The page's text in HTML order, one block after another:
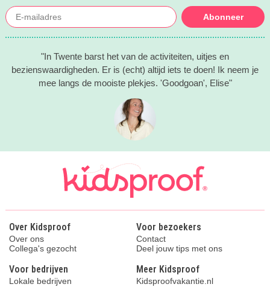
Abonneer
"In Twente barst het van de activiteiten, uitjes en
bezienswaardigheden. Er is (echt) altijd iets te doen! Ik neem je
mee langs de mooiste plekjes. 'Goodgoan', Elise"
Over Kidsproof
Over ons
Collega's gezocht
Voor bezoekers
Contact
Deel jouw tips met ons
Voor bedrijven
Lokale bedrijven
Meer Kidsproof
Kidsproofvakantie.nl